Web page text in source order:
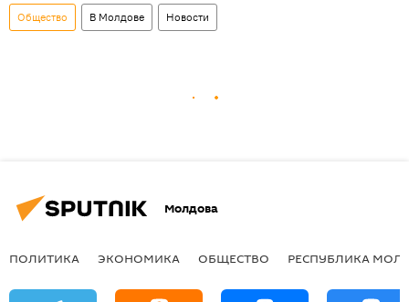
Общество В Молдове Новости
Молдова
ПОЛИТИКА ЭКОНОМИКА ОБЩЕСТВО РЕСПУБЛИКА